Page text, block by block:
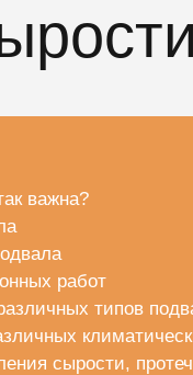
важна?
работ
типов
сырости,